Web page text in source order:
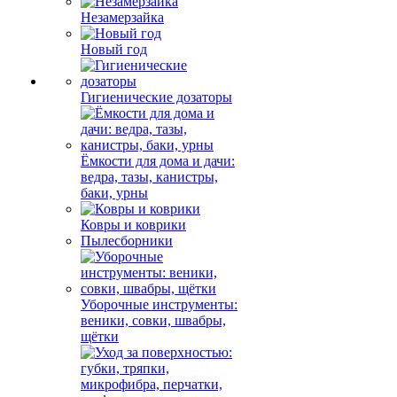
Незамерзайка
Новый год
Гигиенические дозаторы
Ёмкости для дома и дачи:
ведра, тазы, канистры,
баки, урны
Ковры и коврики
Пылесборники
Уборочные инструменты:
веники, совки, швабры,
щётки